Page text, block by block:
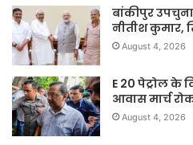
बांकीपुर
नीतीश कुमार,
August 4, 2026
E 20 पेट्रोल के
आवास मार्च
August 4, 2026